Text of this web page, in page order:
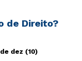
de Direito?
dez (10)